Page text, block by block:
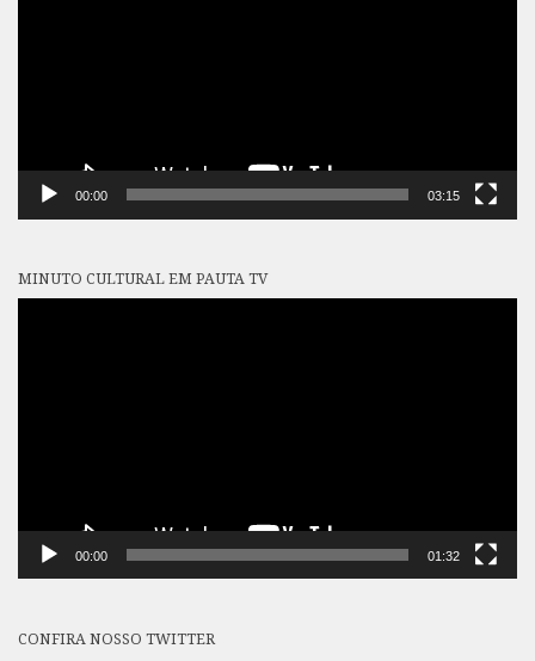
00:00 03:15
MINUTO CULTURAL EM PAUTA TV
00:00 01:32
CONFIRA NOSSO TWITTER